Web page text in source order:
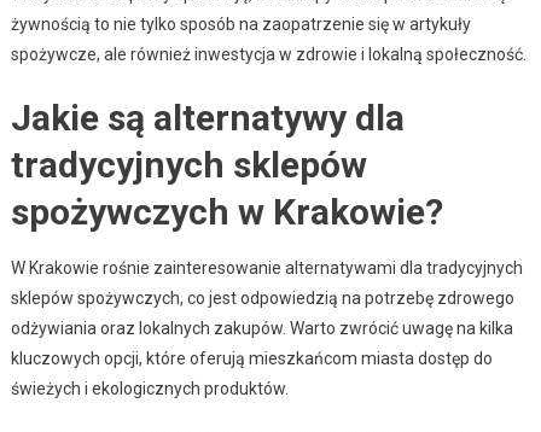
żywnością to nie tylko sposób na zaopatrzenie się w artykuły
spożywcze, ale również inwestycja w zdrowie i lokalną społeczność.
Jakie są alternatywy dla
tradycyjnych sklepów
spożywczych w Krakowie?
W Krakowie rośnie zainteresowanie alternatywami dla tradycyjnych
sklepów spożywczych, co jest odpowiedzią na potrzebę zdrowego
odżywiania oraz lokalnych zakupów. Warto zwrócić uwagę na kilka
kluczowych opcji, które oferują mieszkańcom miasta dostęp do
świeżych i ekologicznych produktów.